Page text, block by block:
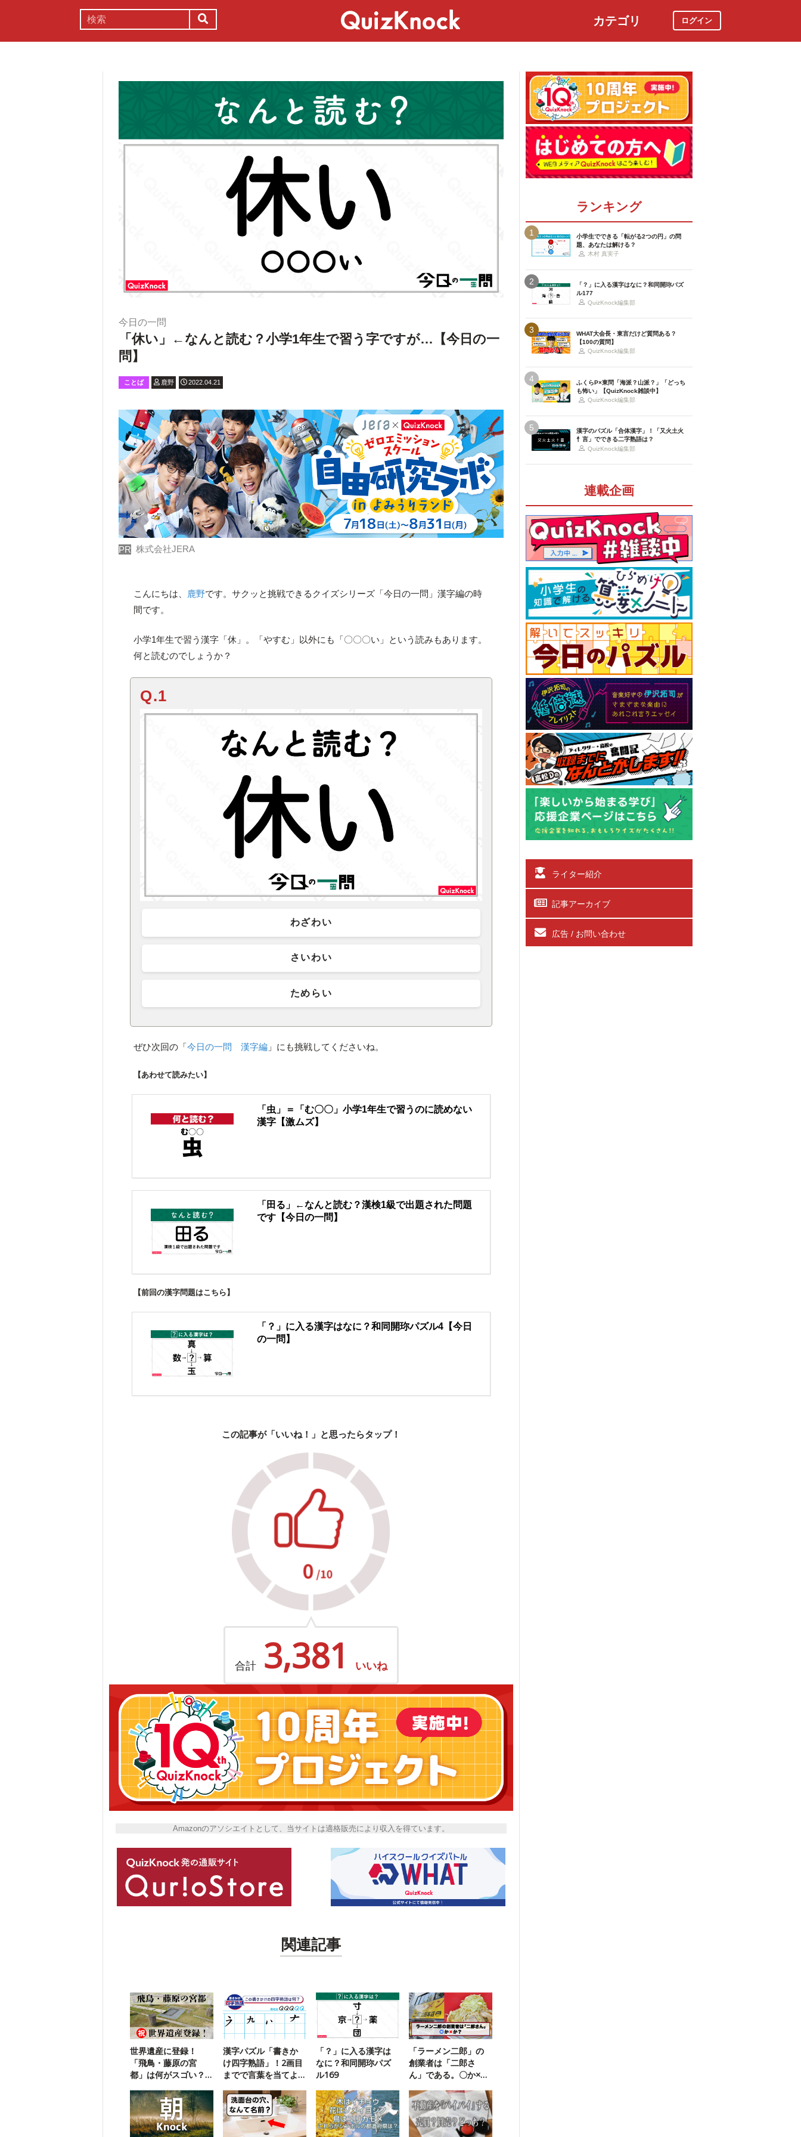
カテゴリ ログイン
今日の一問
「休い」←なんと読む？小学1年生で習う字ですが…【今日の一
問】
ことば 鹿野 2022.04.21
PR 株式会社JERA
こんにちは、 鹿野です。サクッと挑戦できるクイズシリーズ「今日の一問」漢字編の時
間です。
小学1年生で習う漢字「休」。「やすむ」以外にも「〇〇〇い」という読みもあります。
何と読むのでしょうか？
Q.1
わざわい
さいわい
ためらい
ぜひ次回の「今日の一問 漢字編 」にも挑戦してくださいね。
【あわせて読みたい】
「虫」＝「む〇〇」小学1年生で習うのに読めない
漢字【激ムズ】
「田る」←なんと読む？漢検1級で出題された問題
です【今日の一問】
【前回の漢字問題はこちら】
「？」に入る漢字はなに？和同開珎パズル4【今日
の一問】
この記事が「いいね！」と思ったらタップ！
合計 3,381 いいね
Amazonのアソシエイトとして、当サイトは適格販売により収入を得ています。
関連記事
世界遺産に登録！
「飛鳥・藤原の宮
都」は何がスゴい？
漢字パズル「書きか
け四字熟語」！2画目
までで言葉を当てよ
「？」に入る漢字は
なに？和同開珎パズ
ル169
「ラーメン二郎」の
創業者は「二郎さ
ん」である。〇か×
ランキング
1
小学生でできる「転がる2つの円」の問
題、あなたは解ける？
木村 真実子
2
「？」に入る漢字はなに？和同開珎パズ
ル177
QuizKnock編集部
3
WHAT大会長・東言だけど質問ある？
【100の質問】
QuizKnock編集部
4
ふくらP×東問「海派？山派？」「どっち
も怖い」【QuizKnock雑談中】
QuizKnock編集部
5
漢字のパズル「合体漢字」！「又火土火
忄言」でできる二字熟語は？
QuizKnock編集部
連載企画
ライター紹介
記事アーカイブ
広告 / お問い合わせ